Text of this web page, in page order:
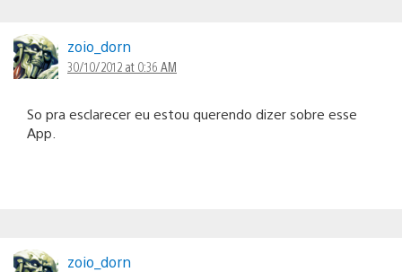
zoio_dorn
30/10/2012 at 0:36 AM
So pra esclarecer eu estou querendo dizer sobre esse
App.
zoio_dorn